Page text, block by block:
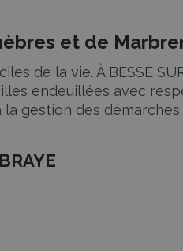
et de
de la vie. À BESSE
endeuillées avec
gestion des
BRAYE proposent